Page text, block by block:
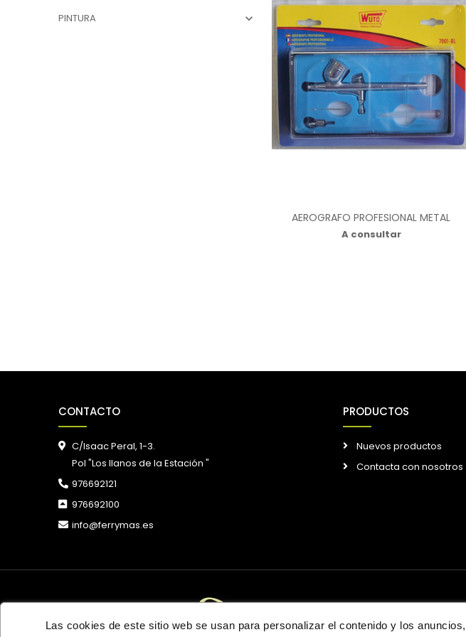
PINTURA 
AEROGRAFO PROFESIONAL METAL
A consultar
CONTACTO
C/Isaac Peral, 1-3.
Pol "Los llanos de la Estación "
976692121
976692100
info@ferrymas.es
PRODUCTOS
Nuevos productos
Contacta con nosotros
Las cookies de este sitio web se usan para personalizar el contenido y los